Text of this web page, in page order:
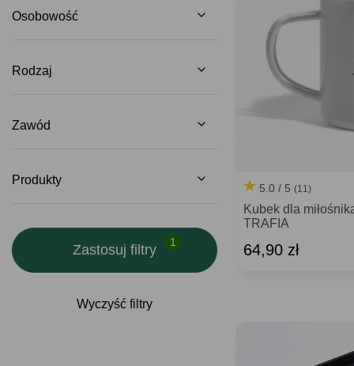
Osobowość
Rodzaj
Zawód
Produkty
Zastosuj filtry
Wyczyść filtry
5.0 / 5(11)
Kubek dla
TRAFIA
64,90 zł